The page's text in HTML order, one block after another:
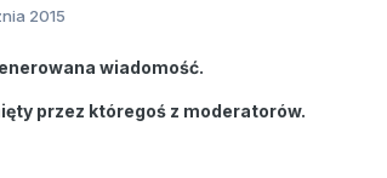
2015
wiadomość.
przez któregoś z moderatorów.